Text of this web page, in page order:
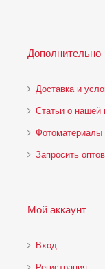
Дополнительно
Доставка и
Статьи о нашей
Фотоматериалы
Запросить
Мой аккаунт
Вход